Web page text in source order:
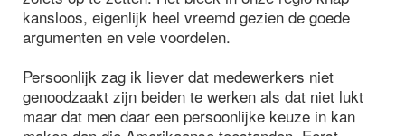
kansloos, eigenlijk heel vreemd gezien de goede
argumenten en vele voordelen.
Persoonlijk zag ik liever dat medewerkers niet
genoodzaakt zijn beiden te werken als dat niet lukt
maar dat men daar een persoonlijke keuze in kan